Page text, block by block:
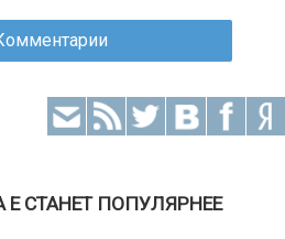
СТАНЕТ ПОПУЛЯРНЕЕ